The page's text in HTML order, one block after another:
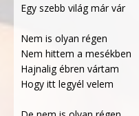
Egy szebb világ már vár
Nem is olyan régen
Nem hittem a mesékben
Hajnalig ébren vártam
Hogy itt legyél velem